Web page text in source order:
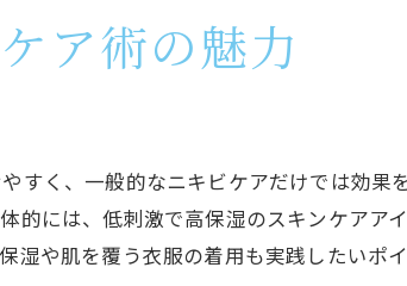
やすい北海道向けニキビケア習慣の紹介
ない肌作りと美容法のコツ
アを守る北海道特有のケアポイント
気になる季節のニキビケア方法を解説
を活かした潤いキープのコツと注意点
ア術の魅力
すく、一般的なニキビケアだけでは効果
的には、低刺激で高保湿のスキンケアア
湿や肌を覆う衣服の着用も実践したいポ